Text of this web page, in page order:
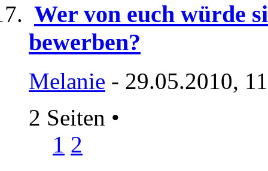
Wer von euch würde
bewerben?
Melanie - 29.05.2010,
2 Seiten •
1 2